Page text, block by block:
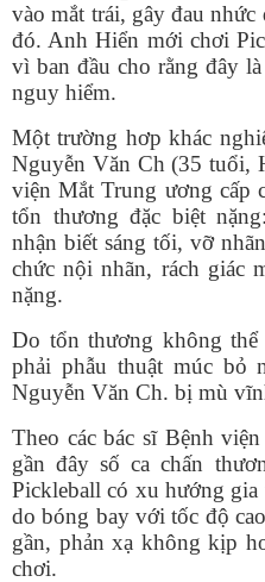
vào mắt trái, gây đau
đó. Anh Hiển mới chơi
vì ban đầu cho rằng đây
nguy hiểm.
Một trường hơp khác
Nguyễn Văn Ch (35 tuổi,
viện Mắt Trung ương cấp
tổn thương đặc biệt
nhận biết sáng tối, vỡ
chức nội nhãn, rách giác
nặng.
Do tổn thương không
phải phẫu thuật múc bỏ
Nguyễn Văn Ch. bị mù
Theo các bác sĩ Bệnh
gần đây số ca chấn
Pickleball có xu hướng gia
do bóng bay với tốc độ
gần, phản xạ không kịp
chơi.